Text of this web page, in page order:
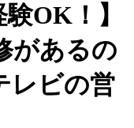
OK！】
があるの
レビの営